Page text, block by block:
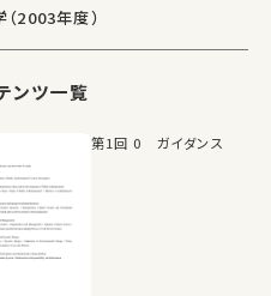
2003年度）
ンツ一覧
第1回 0 ガイダンス